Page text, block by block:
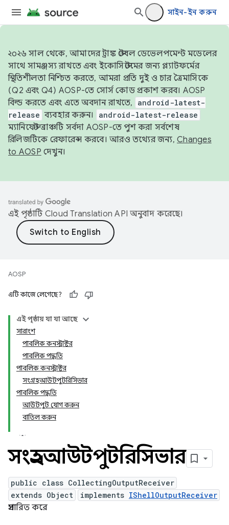
সাইন-ইন করুন
২০২৬ সাল থেকে, আমাদের ট্রাঙ্ক স্টেবল ডেভেলপমেন্ট মডেলের
সাথে সামঞ্জস্য রাখতে এবং ইকোসিস্টেমের জন্য প্ল্যাটফর্মের
স্থিতিশীলতা নিশ্চিত করতে, আমরা প্রতি দুই ও চার ত্রৈমাসিকে
(Q2 এবং Q4) AOSP-তে সোর্স কোড প্রকাশ করব। AOSP
বিল্ড করতে এবং এতে অবদান রাখতে,
android-latest-
release ব্যবহার করুন। android-latest-release
ম্যানিফেস্ট ব্রাঞ্চটি সর্বদা AOSP-তে পুশ করা সর্বশেষ
রিলিজটিকে রেফারেন্স করবে। আরও তথ্যের জন্য, Changes
to AOSP দেখুন।
এই পৃষ্ঠাটি Cloud Translation API অনুবাদ করেছে।
AOSP
এটি কাজে লেগেছে?
এই পৃষ্ঠায় যা যা আছে
সারাংশ
পাবলিক কনস্ট্রাক্টর
পাবলিক পদ্ধতি
পাবলিক কনস্ট্রাক্টর
সংগ্রহআউটপুটরিসিভার
পাবলিক পদ্ধতি
আউটপুট যোগ করুন
বাতিল করুন
সংগ্রহআউটপুটরিসিভার
public class CollectingOutputReceiver
extends Object
implements IShellOutputReceiver
প্রসারিত করে